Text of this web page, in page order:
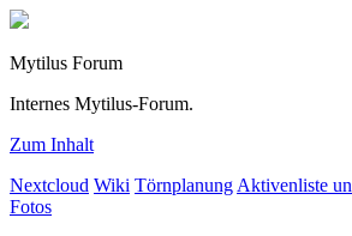
Mytilus Forum
Internes Mytilus-Forum.
Zum Inhalt
Nextcloud Wiki Törnplanung Aktivenliste
Fotos